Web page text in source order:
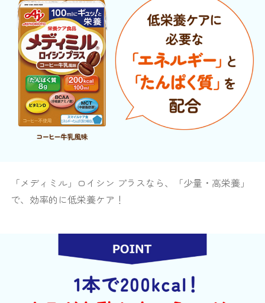
「メディミル」ロイシン プラスなら、「少量・高栄養」
で、効率的に低栄養ケア！